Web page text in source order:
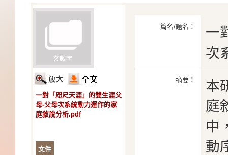
一對「咫尺天涯」的雙生涯父
母-父母次系統動力運作的家
庭敘說分析.pdf
文件
篇名/題名：
一
次
摘要：
本
庭
中
動